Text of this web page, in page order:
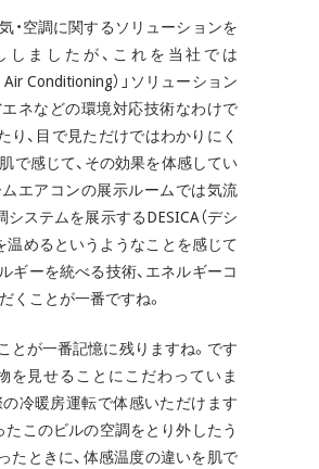
・空調に関するソリューションを
しましたが、これを当社では
Air Conditioning）」ソリューション
ネなどの環境対応技術なわけで
り、目で見ただけではわかりにく
で感じて、その効果を体感してい
エアコンの展示ルームでは気流
ステムを展示するDESICA（デシ
温めるというようなことを感じて
ギーを統べる技術、エネルギーコ
くことが一番ですね。
とが一番記憶に残りますね。です
を見せることにこだわっていま
の冷暖房運転で体感いただけます
たこのビルの空調をとり外したう
たときに、体感温度の違いを肌で